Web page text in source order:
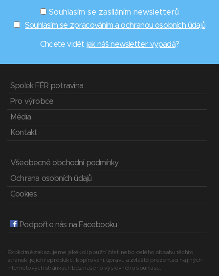
Souhlasím se zasíláním newsletterů
Souhlasím se zpracováním a ochranou osobních údajů
Chcete vidět jak náš newsletter vypadá?
Spolek FÉR potravina
Pro výrobce
Média
Kontakt
Všeobecné obchodní podmínky
Ochrana osobních údajů
Cookies
Podpořte nás na Facebooku
Explicitně zakazujeme jakékoli použití části nebo celého obsahu těchto
stránek, jejich reprodukci, kopírování, úpravu a zvláště prezentaci na jiných
internetových stránkách bez našeho výslovného souhlasu.